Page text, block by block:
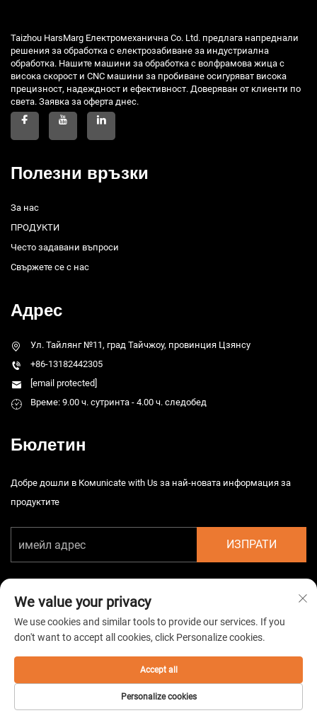
Taizhou HarsMarg Електромеханична Co. Ltd. предлага напреднали
решения за обработка с електрозабиване за индустриална
обработка. Нашите машини за обработка с волфрамова жица с
висока скорост и CNC машини за пробиване осигуряват висока
прецизност, надеждност и ефективност. Доверяван от клиенти по
света. Заявка за оферта днес.
Полезни връзки
За нас
ПРОДУКТИ
Често задавани въпроси
Свържете се с нас
Адрес
Ул. Тайлянг №11, град Тайчжоу, провинция Цзянсу
+86-13182442305
[email protected]
Време: 9.00 ч. сутринта - 4.00 ч. следобед
Бюлетин
Добре дошли в Комunicate with Us за най-новата информация за
продуктите
ИЗПРАТИ
Автоматично право © 2026 Китайска Taizhou HarsMarg
Електромеханична Co. Ltd. Всички права запазени. - Политика за
поверителност
We value your privacy
We use cookies and similar tools to provide our services. If you
don't want to accept all cookies, click Personalize cookies.
Personalize cookies
Accept all